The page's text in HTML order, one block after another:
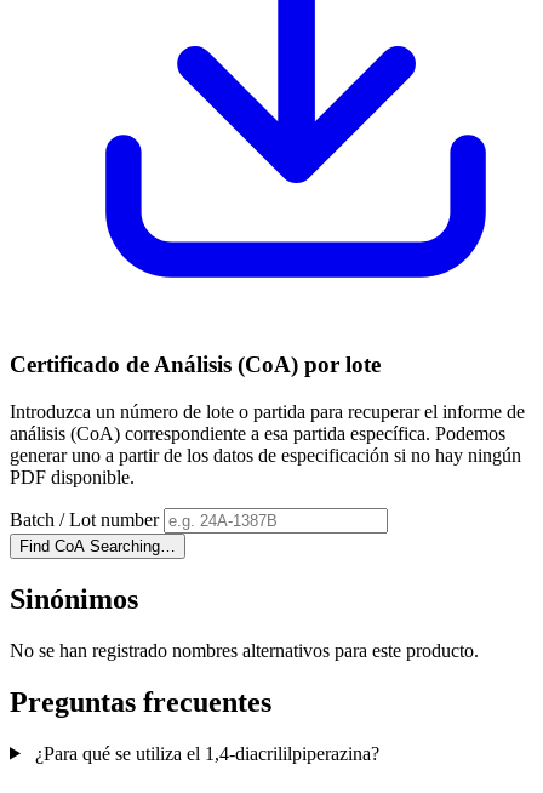
Certificado de Análisis (CoA) por lote
Introduzca un número de lote o partida para recuperar el informe de
análisis (CoA) correspondiente a esa partida específica. Podemos
generar uno a partir de los datos de especificación si no hay ningún
PDF disponible.
Batch / Lot number
Find CoA Searching…
Sinónimos
No se han registrado nombres alternativos para este producto.
Preguntas frecuentes
¿Para qué se utiliza el 1,4-diacrililpiperazina?